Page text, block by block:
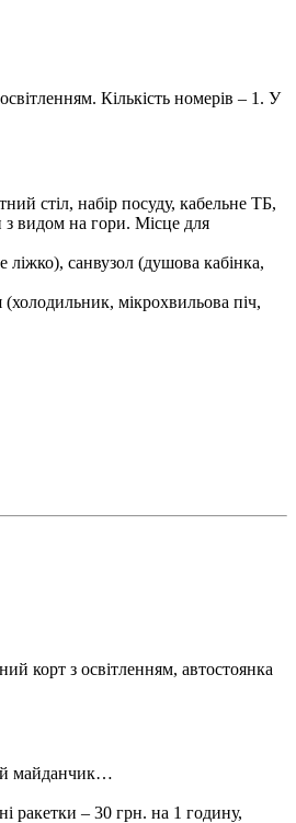
Кількість номерів – 1. У
стіл, набір посуду, кабельне ТБ,
з видом на гори. Мiсце для
санвузол (душова кабінка,
мікрохвильова піч,
корт з освітленням, автостоянка
майданчик…
ракетки – 30 грн. на 1 годину,